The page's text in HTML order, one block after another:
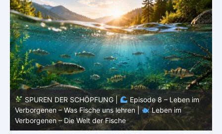
SPUREN DER SCHÖPFUNG |
Episode 8 – Leben im
Verborgenen – Was Fische uns lehren |
Leben im
Verborgenen – Die Welt der Fische